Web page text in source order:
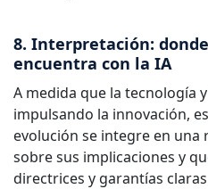
8. Interpretación:
encuentra con la IA
A medida que la tecnología
impulsando la innovación,
evolución se integre en una
sobre sus implicaciones y
directrices y garantías